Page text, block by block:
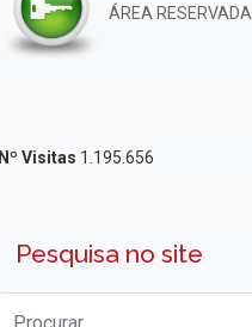
ÁREA RESERVADA
Nº Visitas 1.195.656
Pesquisa no site